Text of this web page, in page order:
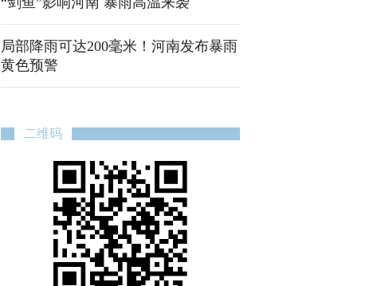
局部降雨可达200毫米！河南发布暴雨
黄色预警
二维码